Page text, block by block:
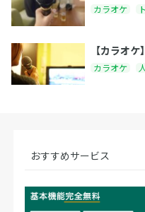
カラオケ
【カラオ
カラオケ
おすすめサービス